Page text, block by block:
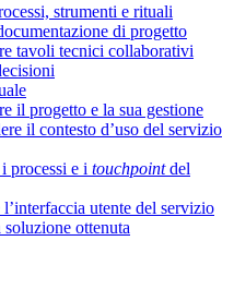
strumenti e rituali
di progetto
tavoli tecnici collaborativi
il progetto e la sua gestione
il contesto d’uso del servizio
processi e i touchpointdel
utente del servizio
ottenuta